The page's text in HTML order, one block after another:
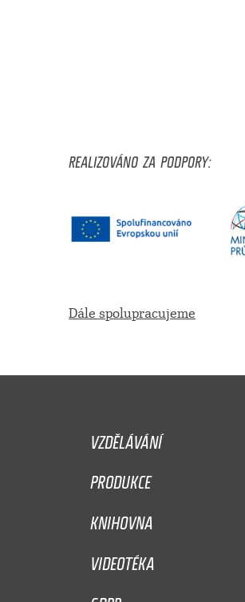
REALIZOVÁNO ZA PODPORY:
Dále spolupracujeme
VZDĚLÁVÁNÍ
PRODUKCE
KNIHOVNA
VIDEOTÉKA